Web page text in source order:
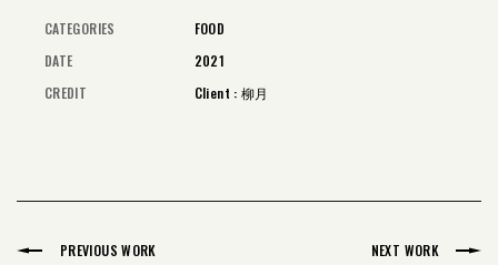
CATEGORIES
FOOD
DATE
2021
CREDIT
Client : 柳月
PREVIOUS WORK NEXT WORK